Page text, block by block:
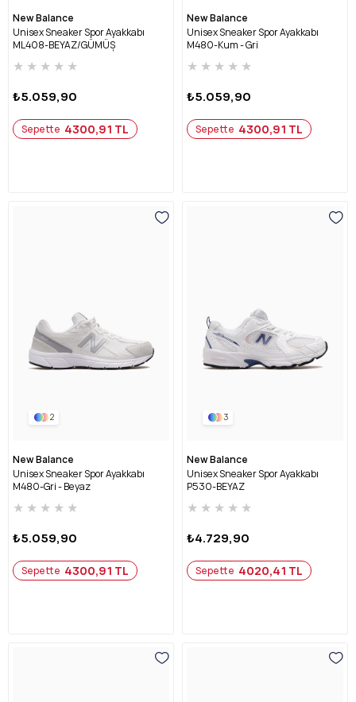
New Balance
Unisex Sneaker Spor Ayakkabı
ML408-BEYAZ/GÜMÜŞ
★ ★ ★ ★ ★
₺5.059,90
Sepette 4300,91 TL
New Balance
Unisex Sneaker Spor Ayakkabı
M480-Kum - Gri
★ ★ ★ ★ ★
₺5.059,90
Sepette 4300,91 TL
2
New Balance
Unisex Sneaker Spor Ayakkabı
M480-Gri - Beyaz
★ ★ ★ ★ ★
₺5.059,90
Sepette 4300,91 TL
3
New Balance
Unisex Sneaker Spor Ayakkabı
P530-BEYAZ
★ ★ ★ ★ ★
₺4.729,90
Sepette 4020,41 TL